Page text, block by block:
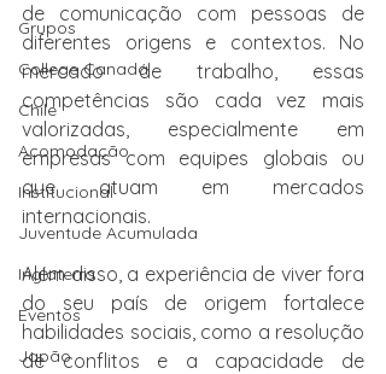
Grupos
College Canadá
Chile
Acomodação
Institucional
Juventude Acumulada
Inglaterra
Eventos
Japão
de comunicação com pessoas de
diferentes origens e contextos. No
mercado de trabalho, essas
competências são cada vez mais
valorizadas, especialmente em
empresas com equipes globais ou
que atuam em mercados
internacionais.
Além disso, a experiência de viver fora
do seu país de origem fortalece
habilidades sociais, como a resolução
de conflitos e a capacidade de